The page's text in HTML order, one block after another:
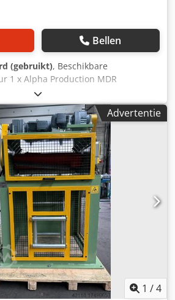
Bellen
(gebruikt), Beschikbare
1 x Alpha Production MDR
in container met pneumatische
Akkoa Het apparaat is
en voorzien van nieuwe
tower-pc!
Advertentie
1 /4